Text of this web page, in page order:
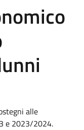
alle
e 2023/2024.